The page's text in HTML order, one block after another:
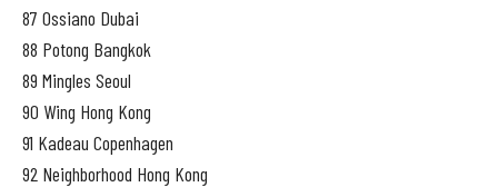
87 Ossiano Dubai
88 Potong Bangkok
89 Mingles Seoul
90 Wing Hong Kong
91 Kadeau Copenhagen
92 Neighborhood Hong Kong